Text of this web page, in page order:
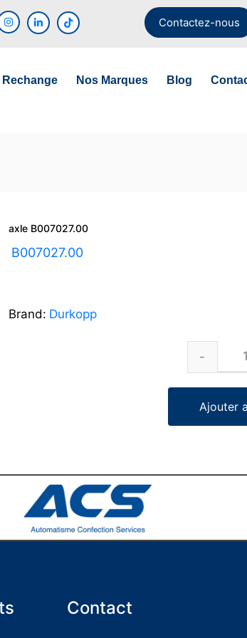
Contactez-nous
Rechange Nos Marques Blog
axle B007027.00
B007027.00
Brand: Durkopp
Ajouter
Contact